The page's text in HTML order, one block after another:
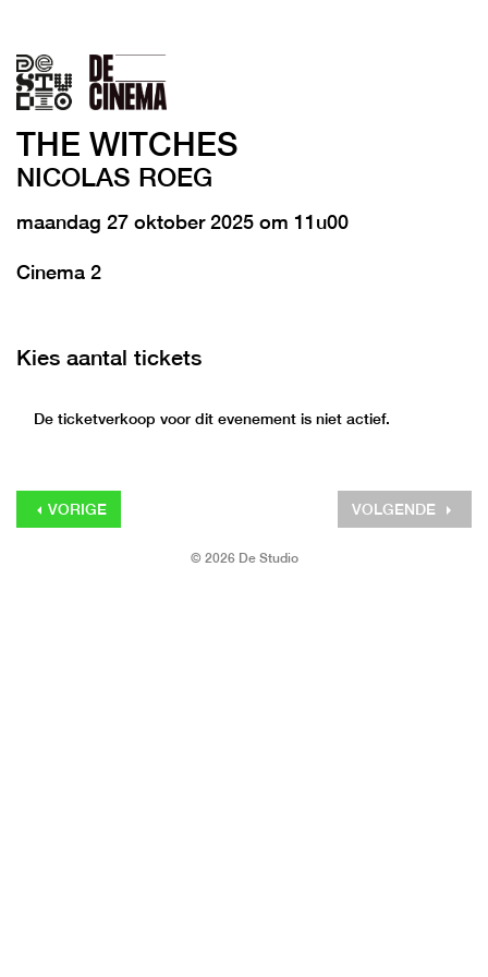
THE WITCHES
NICOLAS ROEG
maandag 27 oktober 2025 om 11u00
Cinema 2
Kies aantal tickets
De ticketverkoop voor dit evenement is niet actief.
VORIGE VOLGENDE
© 2026 De Studio